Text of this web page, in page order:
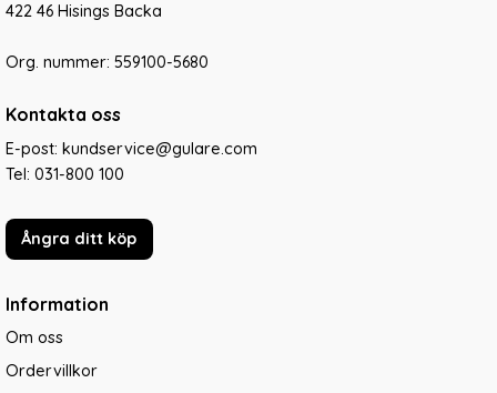
422 46 Hisings Backa
Org. nummer: 559100-5680
Kontakta oss
E-post: kundservice@gulare.com
Tel: 031-800 100
Ångra ditt köp
Information
Om oss
Ordervillkor